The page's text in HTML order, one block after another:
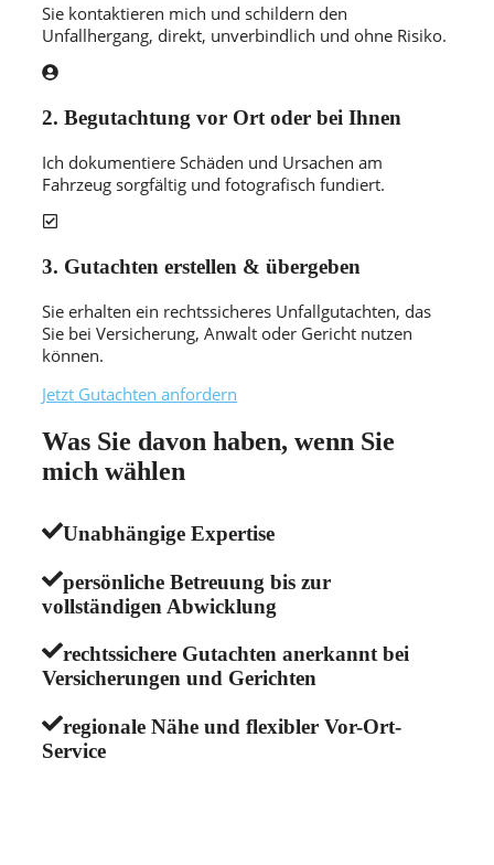
Sie kontaktieren mich und schildern den
Unfallhergang, direkt, unverbindlich und ohne Risiko.
2. Begutachtung vor Ort oder bei Ihnen
Ich dokumentiere Schäden und Ursachen am
Fahrzeug sorgfältig und fotografisch fundiert.
3. Gutachten erstellen & übergeben
Sie erhalten ein rechtssicheres Unfallgutachten, das
Sie bei Versicherung, Anwalt oder Gericht nutzen
können.
Jetzt Gutachten anfordern
Was Sie davon haben, wenn Sie
mich wählen
Unabhängige Expertise
persönliche Betreuung bis zur
vollständigen Abwicklung
rechtssichere Gutachten anerkannt bei
Versicherungen und Gerichten
regionale Nähe und flexibler Vor-Ort-
Service